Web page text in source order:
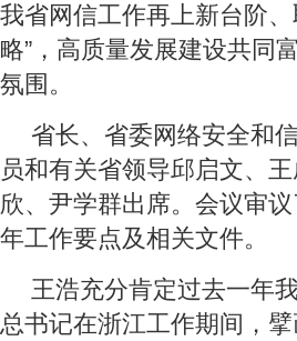
我省网信工作再上新台阶
略”，高质量发展建设共同
氛围。
省长、省委网络安全和
员和有关省领导邱启文、
欣、尹学群出席。会议审
年工作要点及相关文件。
王浩充分肯定过去一年
总书记在浙江工作期间，